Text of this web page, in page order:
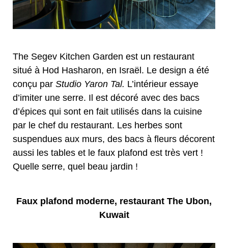
The Segev Kitchen Garden est un restaurant
situé à Hod Hasharon, en Israël. Le design a été
conçu par Studio Yaron Tal. L’intérieur essaye
d’imiter une serre. Il est décoré avec des bacs
d’épices qui sont en fait utilisés dans la cuisine
par le chef du restaurant. Les herbes sont
suspendues aux murs, des bacs à fleurs décorent
aussi les tables et le faux plafond est très vert !
Quelle serre, quel beau jardin !
Faux plafond moderne, restaurant The Ubon,
Kuwait